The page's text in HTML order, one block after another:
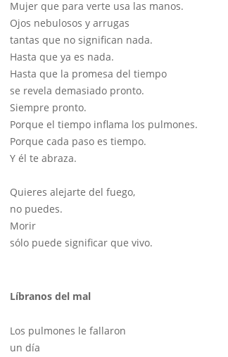
Mujer que para verte usa las manos.
Ojos nebulosos y arrugas
tantas que no significan nada.
Hasta que ya es nada.
Hasta que la promesa del tiempo
se revela demasiado pronto.
Siempre pronto.
Porque el tiempo inflama los pulmones.
Porque cada paso es tiempo.
Y él te abraza.
Quieres alejarte del fuego,
no puedes.
Morir
sólo puede significar que vivo.
Líbranos del mal
Los pulmones le fallaron
un día